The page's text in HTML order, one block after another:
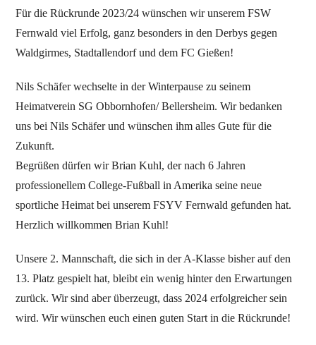
Für die Rückrunde 2023/24 wünschen wir unserem FSW
Fernwald viel Erfolg, ganz besonders in den Derbys gegen
Waldgirmes, Stadtallendorf und dem FC Gießen!
Nils Schäfer wechselte in der Winterpause zu seinem
Heimatverein SG Obbornhofen/ Bellersheim. Wir bedanken
uns bei Nils Schäfer und wünschen ihm alles Gute für die
Zukunft.
Begrüßen dürfen wir Brian Kuhl, der nach 6 Jahren
professionellem College-Fußball in Amerika seine neue
sportliche Heimat bei unserem FSYV Fernwald gefunden hat.
Herzlich willkommen Brian Kuhl!
Unsere 2. Mannschaft, die sich in der A-Klasse bisher auf den
13. Platz gespielt hat, bleibt ein wenig hinter den Erwartungen
zurück. Wir sind aber überzeugt, dass 2024 erfolgreicher sein
wird. Wir wünschen euch einen guten Start in die Rückrunde!